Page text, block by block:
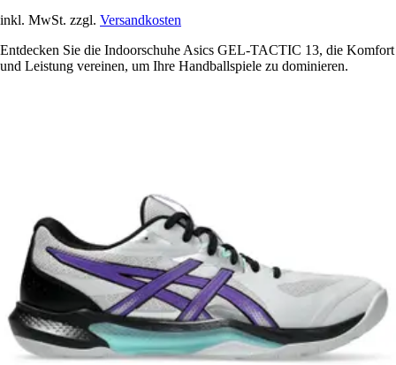
inkl. MwSt. zzgl. Versandkosten
Entdecken Sie die Indoorschuhe Asics GEL-TACTIC 13, die Komfort
und Leistung vereinen, um Ihre Handballspiele zu dominieren.